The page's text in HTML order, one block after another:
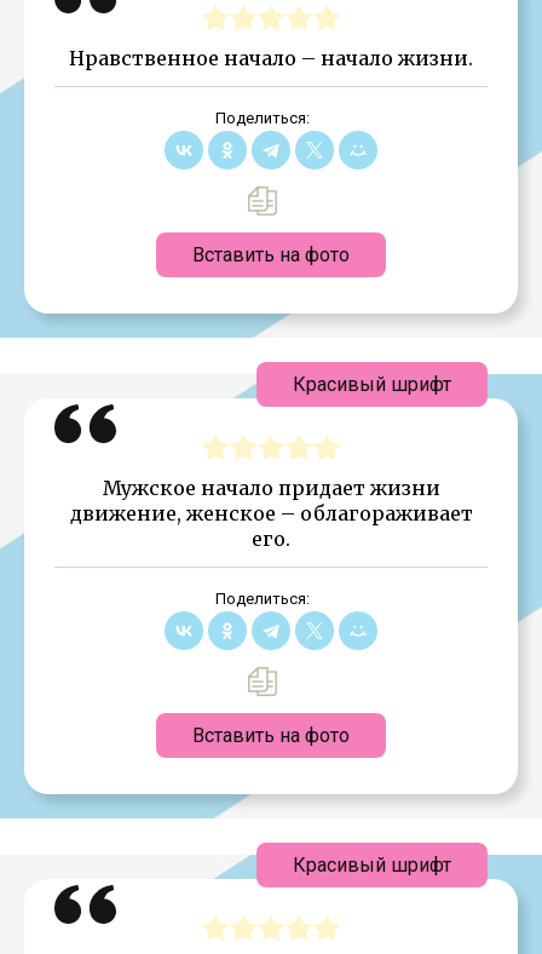
Нравственное начало – начало жизни.
Поделиться:
Вставить на фото
Мужское начало придает жизни
движение, женское – облагораживает
его.
Поделиться:
Вставить на фото
Красивый шрифт
Красивый шрифт